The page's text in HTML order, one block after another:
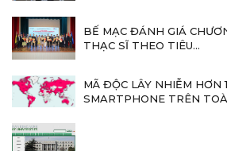
BẾ MẠC ĐÁNH GIÁ
THẠC SĨ THEO TIÊU...
MÃ ĐỘC LÂY NHIỄM HƠN
SMARTPHONE TRÊN